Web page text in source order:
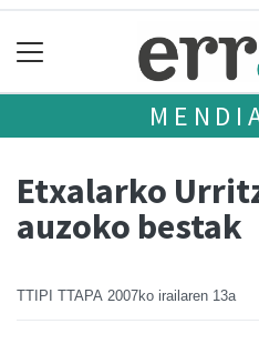
Etxalarko
auzoko bestak
TTIPI TTAPA 2007ko irailaren 13a